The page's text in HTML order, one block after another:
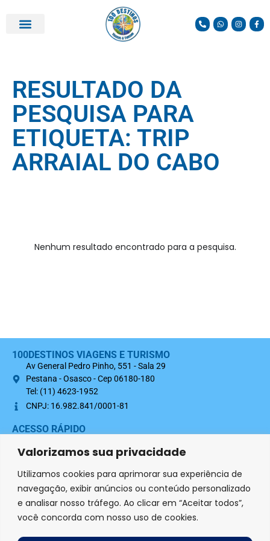
Valorizamos sua privacidade
Utilizamos cookies para aprimorar sua experiência de
navegação, exibir anúncios ou conteúdo personalizado
e analisar nosso tráfego. Ao clicar em “Aceitar todos”,
você concorda com nosso uso de cookies.
RESULTADO DA
PESQUISA PARA
ETIQUETA: TRIP
ARRAIAL DO CABO
Nenhum resultado encontrado para a pesquisa.
100DESTINOS VIAGENS E TURISMO
Av General Pedro Pinho, 551 - Sala 29
Pestana - Osasco - Cep 06180-180
Tel: (11) 4623-1952
CNPJ: 16.982.841/0001-81
ACESSO RÁPIDO
SIGA-NOS NAS REDES SOCIAIS